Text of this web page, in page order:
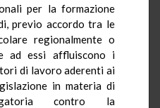
per la formazione
previo accordo tra le
regionalmente o
ad essi affluiscono i
di lavoro aderenti ai
in materia di
contro la